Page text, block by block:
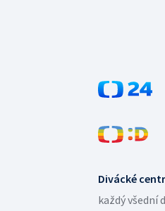
Divácké
každý všední